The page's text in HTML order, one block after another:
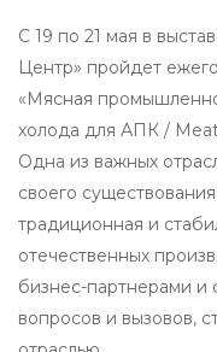
С 19 по 21 мая в
Центр» пройдет
«Мясная
холода для АПК /
Одна из важных
своего
традиционная и
отечественных
бизнес-партнерами и
вопросов и вызовов,